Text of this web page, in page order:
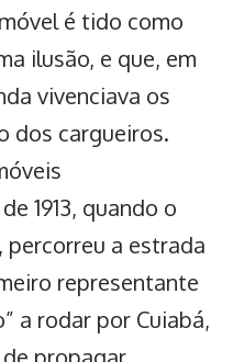
é tido como
ilusão, e que, em
vivenciava os
dos cargueiros.
1913, quando o
percorreu a estrada
representante
a rodar por Cuiabá,